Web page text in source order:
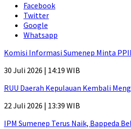
Facebook
Twitter
Google
Whatsapp
Komisi Informasi Sumenep Minta
30 Juli 2026 | 14:19 WIB
RUU Daerah Kepulauan Kembali
22 Juli 2026 | 13:39 WIB
IPM Sumenep Terus Naik, Bappeda